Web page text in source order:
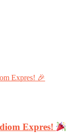
Expres!